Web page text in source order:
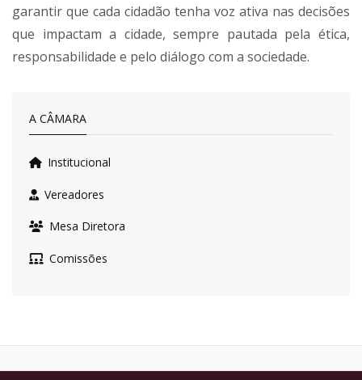
garantir que cada cidadão tenha voz ativa nas decisões
que impactam a cidade, sempre pautada pela ética,
responsabilidade e pelo diálogo com a sociedade.
A CÂMARA
Institucional
Vereadores
Mesa Diretora
Comissões